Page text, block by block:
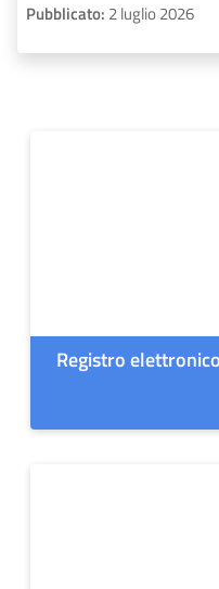
Pubblicato: 2 luglio 2026
Registro elettronico